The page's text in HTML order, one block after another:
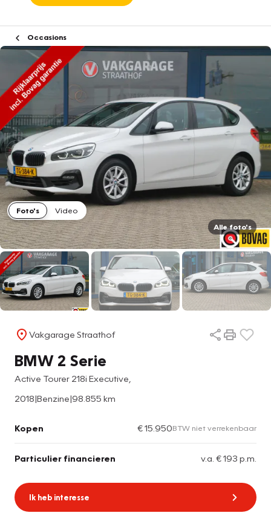
Occasions
Foto's
Video
Alle foto's
Vakgarage Straathof
BMW 2 Serie
Active Tourer 218i Executive,
2018|Benzine|98.855 km
Kopen € 15.950BTW niet verrekenbaar
Particulier financieren v.a. € 193 p.m.
Ik heb interesse